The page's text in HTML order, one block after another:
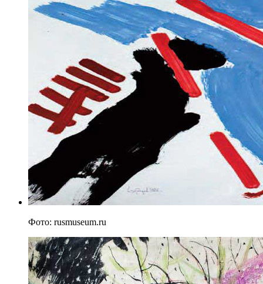
Фото: rusmuseum.ru